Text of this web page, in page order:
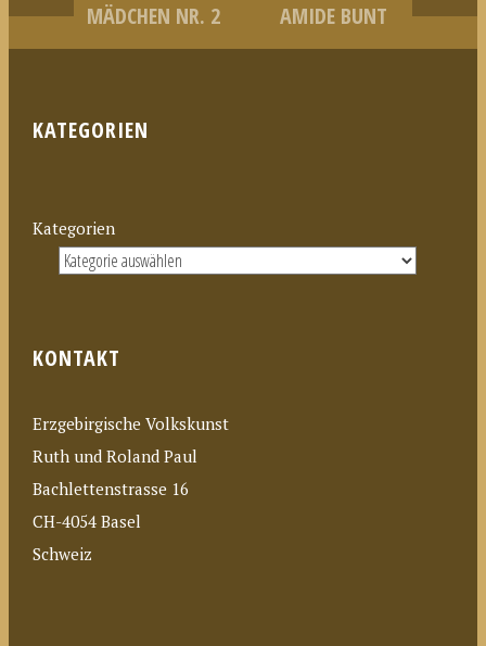
MÄDCHEN NR. 2
AMIDE BUNT
KATEGORIEN
Kategorien
KONTAKT
Erzgebirgische Volkskunst
Ruth und Roland Paul
Bachlettenstrasse 16
CH-4054 Basel
Schweiz